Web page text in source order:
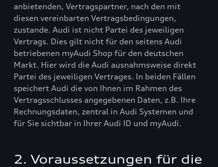
anbietenden, Vertragspartner, nach den mit
diesen vereinbarten Vertragsbedingungen,
zustande. Audi ist nicht Partei des jeweiligen
Vertrags. Dies gilt nicht für den seitens Audi
betriebenen myAudi Shop für den deutschen
Markt. Hier wird die Audi ausnahmsweise direkt
Partei des jeweiligen Vertrages. In beiden Fällen
speichert Audi die von Ihnen im Rahmen des
Vertragsschlusses angegebenen Daten, z.B. Ihre
Rechnungsdaten, zentral in Audi Systemen und
für Sie sichtbar in Ihrer Audi ID und myAudi.
2. Voraussetzungen für die